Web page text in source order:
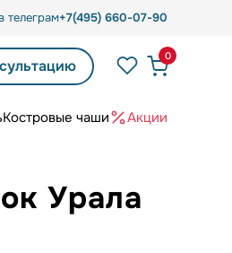
телеграм+7(495) 660-07-90
0
Костровые чаши Акции
Урала